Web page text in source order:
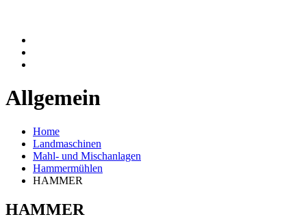
Allgemein
Home
Landmaschinen
Mahl- und Mischanlagen
Hammermühlen
HAMMER
HAMMER